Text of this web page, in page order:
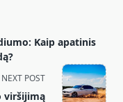
Kaip apatinis
NEXT POST
viršijimą